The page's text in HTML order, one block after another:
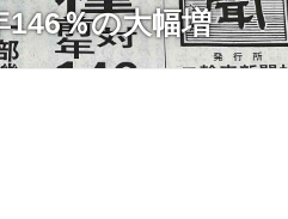
146％の大幅増